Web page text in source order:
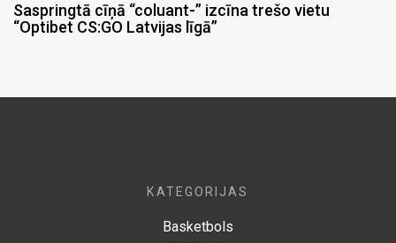
Saspringtā cīņā “coluant-” izcīna trešo vietu
“Optibet CS:GO Latvijas līgā”
KATEGORIJAS
Basketbols